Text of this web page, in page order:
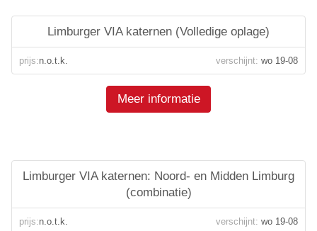
Limburger VIA katernen (Volledige oplage)
prijs:n.o.t.k. verschijnt: wo 19-08
Meer informatie
Limburger VIA katernen: Noord- en Midden Limburg
(combinatie)
prijs:n.o.t.k. verschijnt: wo 19-08